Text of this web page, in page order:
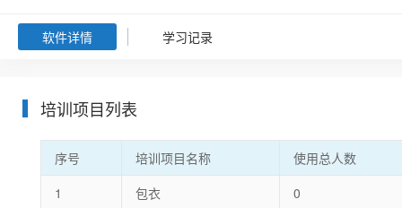
软件详情 学习记录
培训项目列表
序号 培训项目名称
使用总人数
1
包衣 0